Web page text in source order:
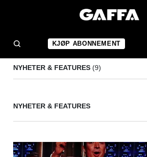
KJØP ABONNEMENT
NYHETER & FEATURES (9)
NYHETER & FEATURES